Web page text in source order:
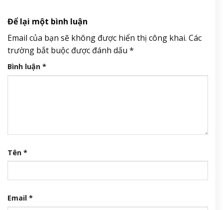
Để lại một bình luận
Email của bạn sẽ không được hiển thị công khai. Các
trường bắt buộc được đánh dấu *
Bình luận *
Tên *
Email *